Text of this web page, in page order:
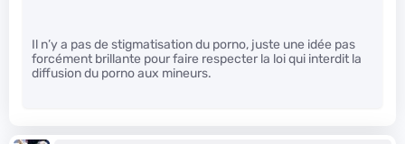
Il n’y a pas de stigmatisation du porno, juste une idée pas
forcément brillante pour faire respecter la loi qui interdit la
diffusion du porno aux mineurs.